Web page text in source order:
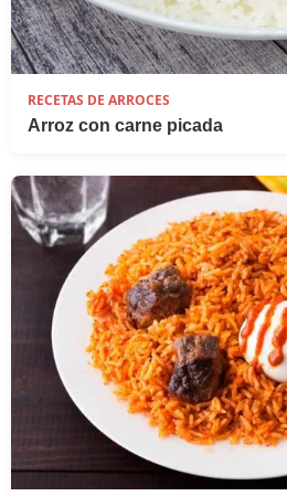
RECETAS DE ARROCES
Arroz con carne picada